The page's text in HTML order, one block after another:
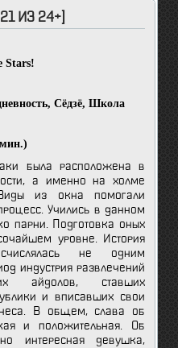
ИЗ 24+]
Stars!
, Сёдзё, Школа
была расположена в
а именно на холме
из окна помогали
Учились в данном
парни. Подготовка оных
уровне. История
не одним
индустрия развлечений
айдолов, ставших
и вписавших свои
В общем, слава об
и положительная. Об
интересная девушка,